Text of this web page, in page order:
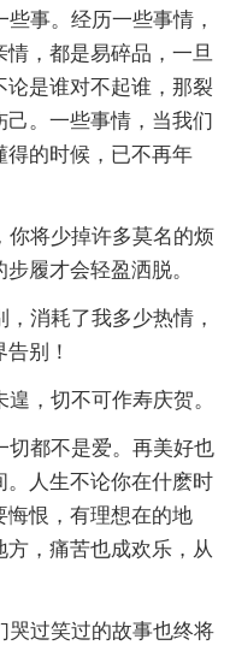
事。经历一些事情，
，都是易碎品，一旦
论是谁对不起谁，那裂
。一些事情，当我们
得的时候，已不再年
你将少掉许多莫名的烦
履才会轻盈洒脱。
消耗了我多少热情，
别！
，切不可作寿庆贺。
切都不是爱。再美好也
人生不论你在什麽时
悔恨，有理想在的地
，痛苦也成欢乐，从
哭过笑过的故事也终将